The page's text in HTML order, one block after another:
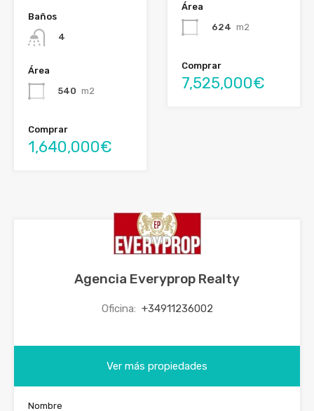
Baños
4
Área
540 m2
Comprar
1,640,000€
Área
624 m2
Comprar
7,525,000€
Agencia Everyprop Realty
Oficina: +34911236002
Ver más propiedades
Nombre